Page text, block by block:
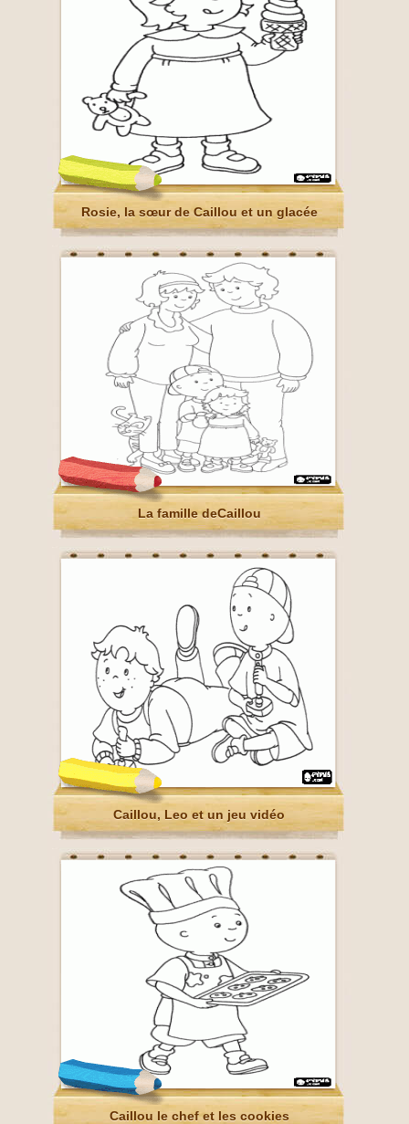
Rosie, la sœur de Caillou et un glacée
La famille deCaillou
Caillou, Leo et un jeu vidéo
Caillou le chef et les cookies